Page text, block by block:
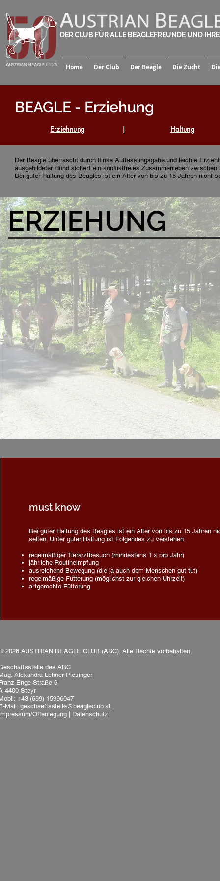
DER CLUB FÜR ALLE BEAGLEFREUNDE UND
Home Der Club Der Beagle Die Zucht
BEAGLE - Erziehung
Erziehnung | Haltung
Der Beagle überrascht durch flinke Auffassungsgabe und leichte
ausgebildeter Hund sichert ein konfliktfreies Zusammenleben
Bei guter Haltung des Beagles ist ein Alter von bis zu 15 Jahren nicht
ERZIEHUNG
must know
Bei guter Haltung des Beagles ist ein Alter von bis zu 15 Jahren
selten. Unter guter Haltung ist Folgendes zu verstehen:​
regelmäßiger Tierarztbesuch (mindestens 1 x pro Jahr)
jährliche Routineimpfung
ausreichend Bewegung (die ja auch dem Menschen gut tut)
regelmäßige Fütterung (möglichst zur gleichen Uhrzeit)
artgerechte Fütterung
2026 AUSTRIAN BEAGLE CLUB (ABC). Alle Rechte vorbehalten.
des ABC
Alexandra Lehner-Piesinger
Enge-Straße 6
4400 Steyr
+43 (699) 15996047
Mail: geschaeftsstelle@beagleclub.at
Offenlegung
Datenschutz